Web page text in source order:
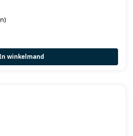
winkelmand